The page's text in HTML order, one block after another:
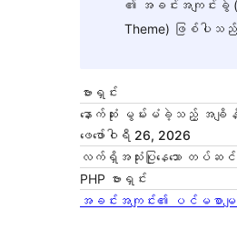
၏ အခင်းအကျင်းခွဲ
Theme) ဖြစ်ပါသ
ဗားရှင်း
နောက်ဆုံး မွမ်းမံခဲ့သည့် အချိ
ဖေ‌ဖော်ဝါရီ 26, 2026
လက်ရှိအသုံးပြုနေသော တပ်ဆင်မှု
PHP ဗားရှင်း
အခင်းအကျင်း၏ ပင်မစာမ